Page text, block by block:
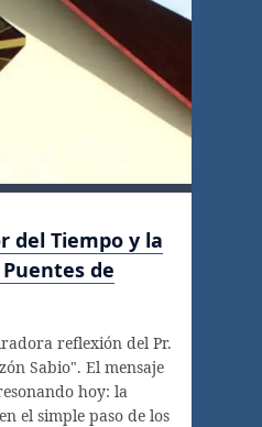
del Tiempo y la
de
reflexión del Pr.
Sabio". El mensaje
hoy: la
el simple paso de los